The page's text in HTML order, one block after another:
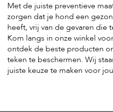
Met de juiste preventieve
zorgen dat je hond een
heeft, vrij van de gevaren die
Kom langs in onze winkel
ontdek de beste producten
teken te beschermen. Wij
juiste keuze te maken voor